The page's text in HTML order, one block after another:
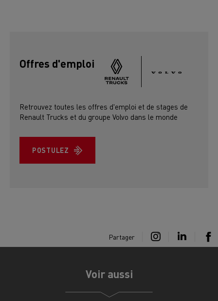
Offres d'emploi
Retrouvez toutes les offres d'emploi et de stages de
Renault Trucks et du groupe Volvo dans le monde
POSTULEZ
Partager
Voir aussi